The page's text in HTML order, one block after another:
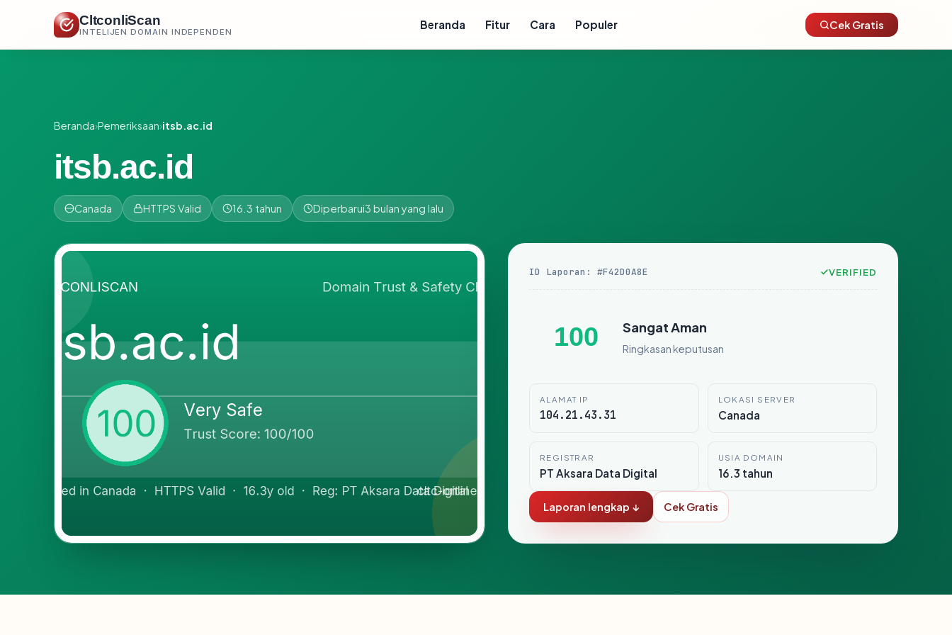
CltconliScan
INTELIJEN DOMAIN INDEPENDEN
Beranda Fitur Cara Populer Cek Gratis
Beranda›Pemeriksaan›itsb.ac.id
itsb.ac.id
Canada HTTPS Valid 16.3 tahun Diperbarui3 bulan yang lalu
ID Laporan: #F42D0A8E VERIFIED
100 Sangat Aman
Ringkasan keputusan
ALAMAT IP
104.21.43.31
LOKASI SERVER
Canada
REGISTRAR
PT Aksara Data Digital
USIA DOMAIN
16.3 tahun
Laporan lengkap ↓ Cek Gratis